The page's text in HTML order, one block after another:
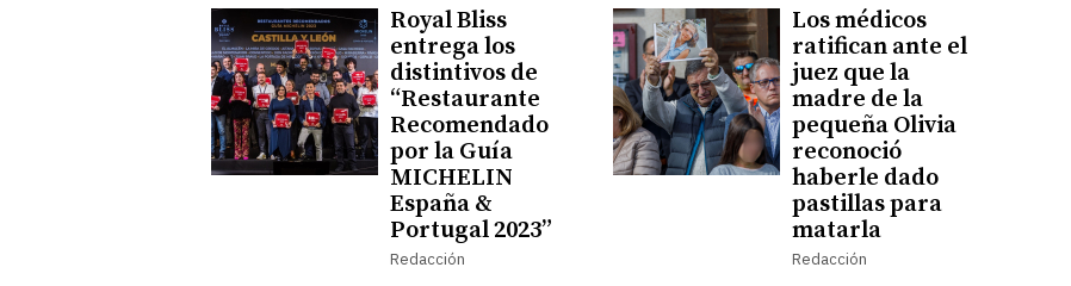
Royal Bliss
entrega los
distintivos de
“Restaurante
Recomendado
por la Guía
MICHELIN
España &
Portugal 2023”
Redacción
Los médicos
ratifican ante el
juez que la
madre de la
pequeña Olivia
reconoció
haberle dado
pastillas para
matarla
Redacción